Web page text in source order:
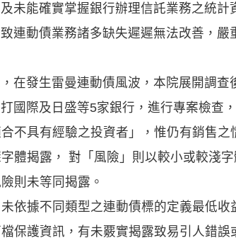
未能確實掌握銀行辦理信託業務之統
連動債業務諸多缺失遲遲無法改善，
在發生雷曼連動債風波，本院展開調
國際及日盛等5家銀行，進行專案檢查
不具有經驗之投資者」，惟仍有銷售之
體揭露， 對「風險」則以較小或較淺字
則未等同揭露。
依據不同類型之連動債標的定義最低收
保護資訊，有未覈實揭露致易引人錯誤